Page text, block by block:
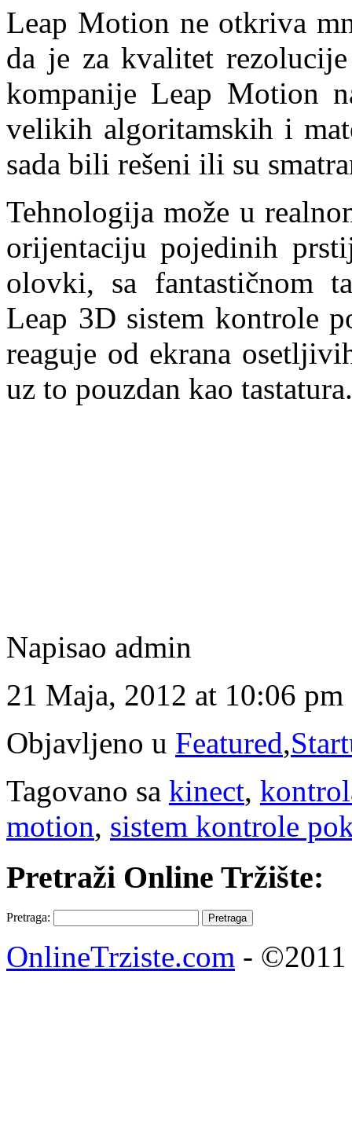
Leap Motion ne otkriva
da je za kvalitet
kompanije Leap Motion
velikih algoritamskih i
sada bili rešeni ili su
Tehnologija može u
orijentaciju pojedinih
olovki, sa fantastičnom
Leap 3D sistem kontrole
reaguje od ekrana
uz to pouzdan kao tastatura.
Napisao admin
21 Maja, 2012 at 10:06 pm
Objavljeno u Featured,
Tagovano sa kinect,
motion, sistem kontrole
Pretraži Online Tržište:
Pretraga:
OnlineTrziste.com - ©2011